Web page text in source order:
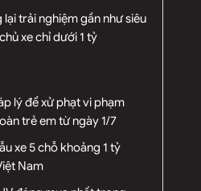
lại trải nghiệm gần như siêu
xe chỉ dưới 1 tỷ
lý để xử phạt vi phạm
trẻ em từ ngày 1/7
xe 5 chỗ khoảng 1 tỷ
Nam